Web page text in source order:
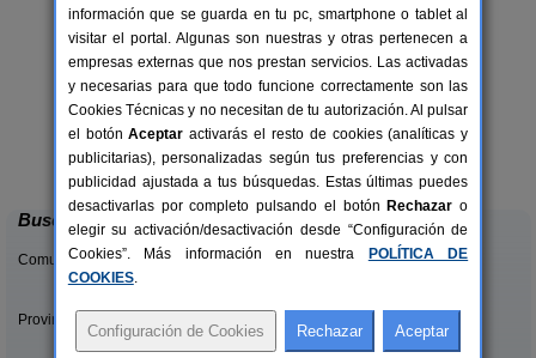
7+2 pers.
desde40 €
Mirador de La Herradura
Embún (Huesca)
Buscar
Comunidades:
Provincias/Islas:
información que se guarda en tu pc, smartphone o tablet al
visitar el portal. Algunas son nuestras y otras pertenecen a
empresas externas que nos prestan servicios. Las activadas
y necesarias para que todo funcione correctamente son las
Cookies Técnicas y no necesitan de tu autorización. Al pulsar
el botónAceptar activarás el resto de cookies (analíticas y
publicitarias), personalizadas según tus preferencias y con
publicidad ajustada a tus búsquedas. Estas últimas puedes
desactivarlas por completo pulsando el botón Rechazar o
elegir su activación/desactivación desde “Configuración de
Cookies”. Más información en nuestra
POLÍTICA DE
COOKIES.